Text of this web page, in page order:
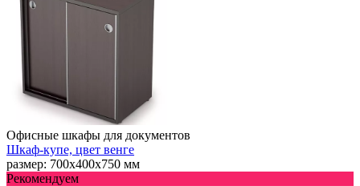
Офисные шкафы для документов
Шкаф-купе, цвет венге
размер: 700х400х750 мм
Рекомендуем